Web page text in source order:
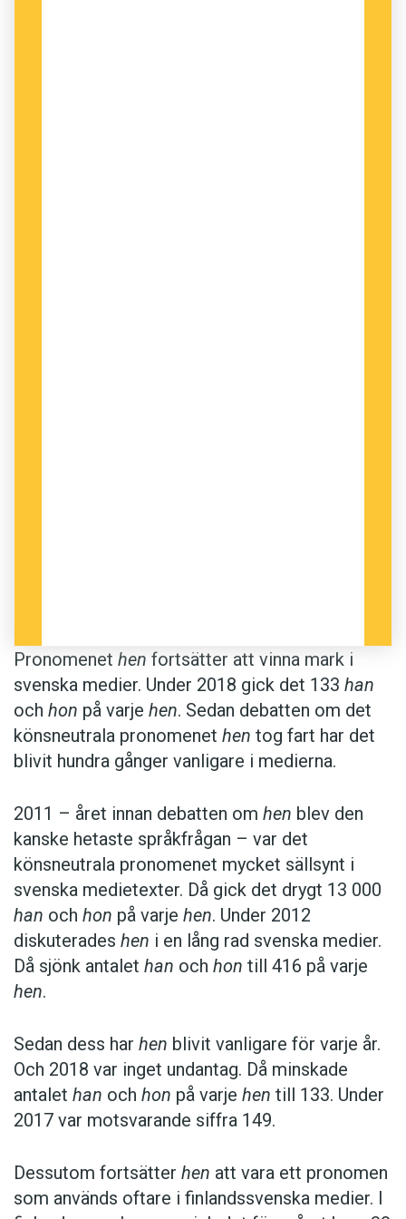
Pronomenet hen fortsätter att vinna mark i
svenska medier. Under 2018 gick det 133 han
och hon på varje hen. Sedan debatten om det
könsneutrala pronomenet hen tog fart har det
blivit hundra gånger vanligare i medierna.
2011 – året innan debatten om hen blev den
kanske hetaste språkfrågan – var det
könsneutrala pronomenet mycket sällsynt i
svenska medietexter. Då gick det drygt 13 000
han och hon på varje hen. Under 2012
diskuterades hen i en lång rad svenska medier.
Då sjönk antalet han och hon till 416 på varje
hen.
Sedan dess har hen blivit vanligare för varje år.
Och 2018 var inget undantag. Då minskade
antalet han och hon på varje hen till 133. Under
2017 var motsvarande siffra 149.
Dessutom fortsätter hen att vara ett pronomen
som används oftare i finlandssvenska medier. I